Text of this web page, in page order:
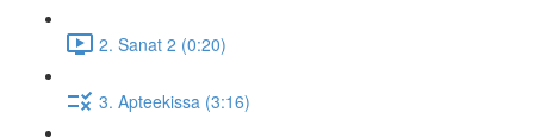
2. Sanat 2 (0:20)
3. Apteekissa (3:16)